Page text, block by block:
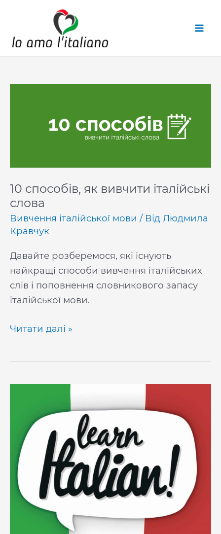
вмісту
10 способів, як вивчити італійські
слова
Вивчення італійської мови / Від Людмила
Кравчук
Давайте розберемося, які існують
найкращі способи вивчення італійських
слів і поповнення словникового запасу
італійської мови.
10
італійські
Читати далі »